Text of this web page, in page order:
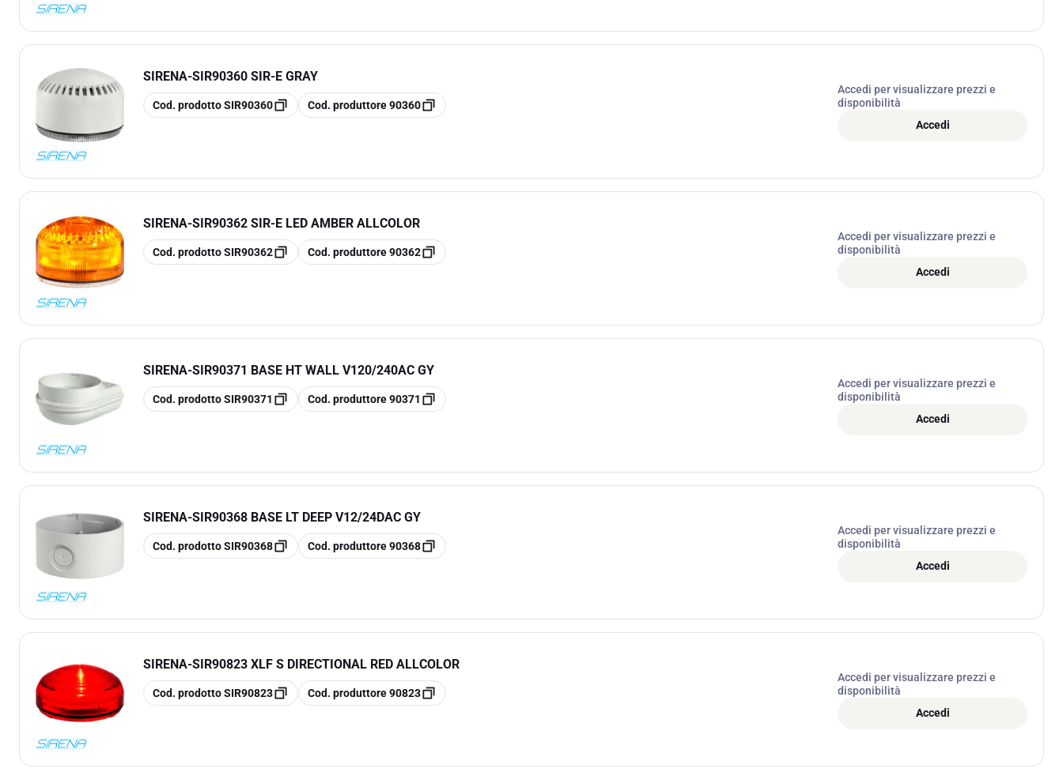
SIRENA-SIR90360 SIR-E GRAY
copia
Cod. prodottoSIR90360 copia
Cod. produttore90360
Accedi per visualizzare prezzi e
disponibilità
Accedi
SIRENA-SIR90362 SIR-E LED AMBER ALLCOLOR
copia
Cod. prodottoSIR90362 copia
Cod. produttore90362
Accedi per visualizzare prezzi e
disponibilità
Accedi
SIRENA-SIR90371 BASE HT WALL V120/240AC GY
copia
Cod. prodottoSIR90371 copia
Cod. produttore90371
Accedi per visualizzare prezzi e
disponibilità
Accedi
SIRENA-SIR90368 BASE LT DEEP V12/24DAC GY
copia
Cod. prodottoSIR90368 copia
Cod. produttore90368
Accedi per visualizzare prezzi e
disponibilità
Accedi
SIRENA-SIR90823 XLF S DIRECTIONAL RED ALLCOLOR
copia
Cod. prodottoSIR90823 copia
Cod. produttore90823
Accedi per visualizzare prezzi e
disponibilità
Accedi